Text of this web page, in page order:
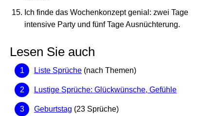
Ich finde das Wochenkonzept genial: zwei Tage
intensive Party und fünf Tage Ausnüchterung.
Lesen Sie auch
Liste Sprüche (nach Themen)
Lustige Sprüche: Glückwünsche, Gefühle
Geburtstag (23 Sprüche)